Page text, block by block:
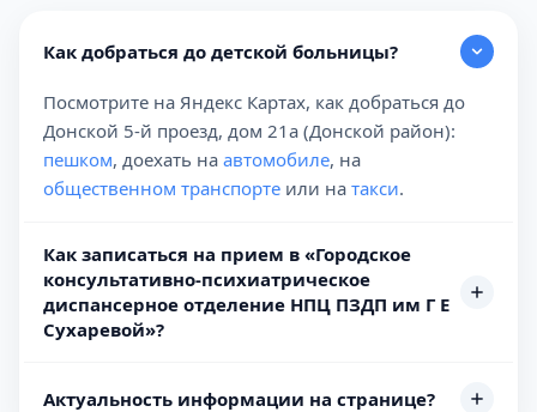
Как добраться до детской больницы?
Посмотрите на Яндекс Картах, как добраться до
Донской 5-й проезд, дом 21а (Донской район):
пешком, доехать на автомобиле, на
общественном транспорте или на такси.
Как записаться на прием в «Городское
консультативно-психиатрическое
диспансерное отделение НПЦ ПЗДП им Г Е
Сухаревой»?
Актуальность информации на странице?